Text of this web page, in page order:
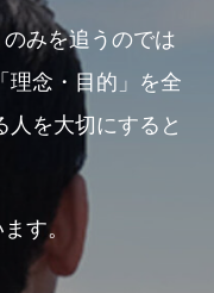
みを追うのでは
念・目的」を全
人を大切にすると
す。